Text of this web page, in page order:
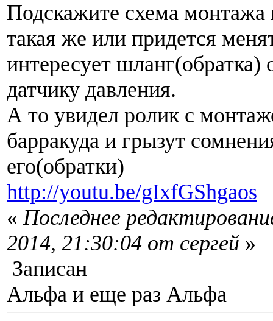
Подскажите схема монтажа
такая же или придется
интересует
датчику давления.
А то увидел ролик с
барракуда и грызут
его(обратки)
http://youtu.be/gIxfGShgaos
«Последнее
2014, 21:30:04 от сергей »
Записан
Альфа и еще раз Альфа